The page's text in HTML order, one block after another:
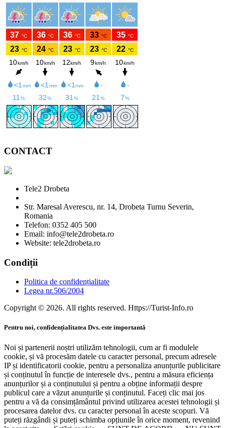
CONTACT
Tele2 Drobeta
Str. Maresal Averescu, nr. 14, Drobeta Turnu Severin,
Romania
Telefon: 0352 405 500
Email: info@tele2drobeta.ro
Website: tele2drobeta.ro
Condiții
Politica de confidențialitate
Legea nr.506/2004
Copyright © 2026. All rights reserved. Https://Turist-Info.ro
Pentru noi, confidențialitatea Dvs. este importantă
Noi și partenerii noștri utilizăm tehnologii, cum ar fi modulele
cookie, și vă procesăm datele cu caracter personal, precum adresele
IP și identificatorii cookie, pentru a personaliza anunțurile publicitare
și conținutul în funcție de interesele dvs., pentru a măsura eficiența
anunțurilor și a conținutului și pentru a obține informații despre
publicul care a văzut anunțurile și conținutul. Faceți clic mai jos
pentru a vă da consimțământul privind utilizarea acestei tehnologii și
procesarea datelor dvs. cu caracter personal în aceste scopuri. Vă
puteți răzgândi și puteți schimba opțiunile în orice moment, revenind